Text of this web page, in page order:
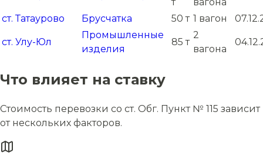
ст. Татаурово Брусчатка 50 т 1 вагон
ст. Улу-Юл
Промышленные
изделия
85 т
2
вагона
Что влияет на ставку
Стоимость перевозки со ст. Обг. Пункт № 115 зависит
от нескольких факторов.